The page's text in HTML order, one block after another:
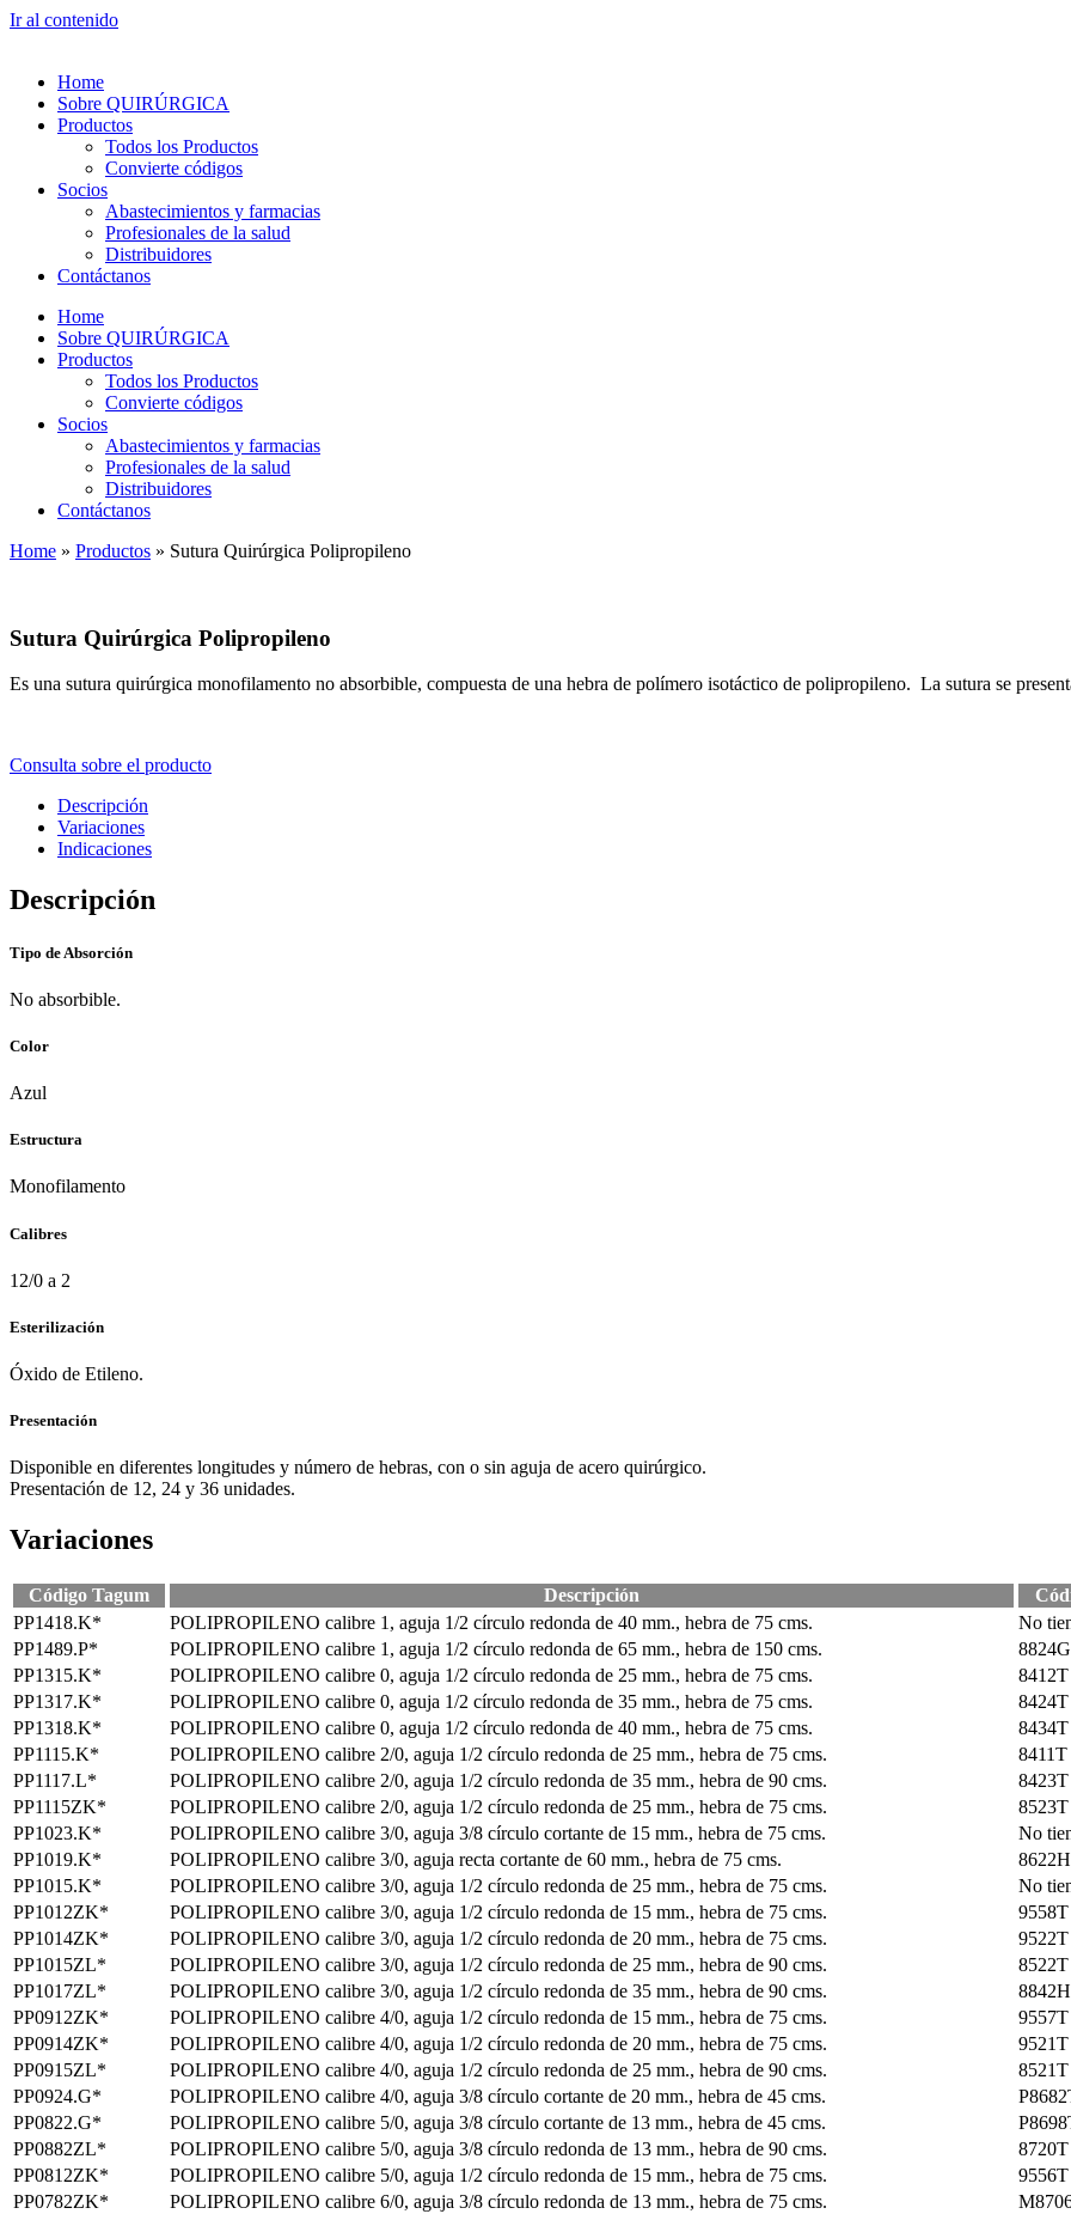
Ir al contenido
Home
Sobre QUIRÚRGICA
Productos
Todos los Productos
Convierte códigos
Socios
Abastecimientos y farmacias
Profesionales de la salud
Distribuidores
Contáctanos
Home
Sobre QUIRÚRGICA
Productos
Todos los Productos
Convierte códigos
Socios
Abastecimientos y farmacias
Profesionales de la salud
Distribuidores
Contáctanos
Home » Productos » Sutura Quirúrgica Polipropileno
Sutura Quirúrgica Polipropileno
Es una sutura quirúrgica monofilamento no absorbible, compuesta de una hebra de polímero isotáctico de polipropileno. La sutura se
Consulta sobre el producto
Descripción
Variaciones
Indicaciones
Descripción
Tipo de Absorción
No absorbible.
Color
Azul
Estructura
Monofilamento
Calibres
12/0 a 2
Esterilización
Óxido de Etileno.
Presentación
Disponible en diferentes longitudes y número de hebras, con o sin aguja de acero quirúrgico.
Presentación de 12, 24 y 36 unidades.
Variaciones
Código Tagum Descripción
PP1418.K*
POLIPROPILENO calibre 1, aguja 1/2 círculo redonda de 40 mm., hebra de 75 cms.
No
PP1489.P*
POLIPROPILENO calibre 1, aguja 1/2 círculo redonda de 65 mm., hebra de 150 cms.
8824G
PP1315.K*
POLIPROPILENO calibre 0, aguja 1/2 círculo redonda de 25 mm., hebra de 75 cms.
8412T
PP1317.K*
POLIPROPILENO calibre 0, aguja 1/2 círculo redonda de 35 mm., hebra de 75 cms.
8424T
PP1318.K*
POLIPROPILENO calibre 0, aguja 1/2 círculo redonda de 40 mm., hebra de 75 cms.
8434T
PP1115.K*
POLIPROPILENO calibre 2/0, aguja 1/2 círculo redonda de 25 mm., hebra de 75 cms.
8411T
PP1117.L*
POLIPROPILENO calibre 2/0, aguja 1/2 círculo redonda de 35 mm., hebra de 90 cms.
8423T
PP1115ZK*
POLIPROPILENO calibre 2/0, aguja 1/2 círculo redonda de 25 mm., hebra de 75 cms.
8523T
PP1023.K*
POLIPROPILENO calibre 3/0, aguja 3/8 círculo cortante de 15 mm., hebra de 75 cms.
No
PP1019.K*
POLIPROPILENO calibre 3/0, aguja recta cortante de 60 mm., hebra de 75 cms.
8622H
PP1015.K*
POLIPROPILENO calibre 3/0, aguja 1/2 círculo redonda de 25 mm., hebra de 75 cms.
No
PP1012ZK*
POLIPROPILENO calibre 3/0, aguja 1/2 círculo redonda de 15 mm., hebra de 75 cms.
9558T
PP1014ZK*
POLIPROPILENO calibre 3/0, aguja 1/2 círculo redonda de 20 mm., hebra de 75 cms.
9522T
PP1015ZL*
POLIPROPILENO calibre 3/0, aguja 1/2 círculo redonda de 25 mm., hebra de 90 cms.
8522T
PP1017ZL*
POLIPROPILENO calibre 3/0, aguja 1/2 círculo redonda de 35 mm., hebra de 90 cms.
8842H
PP0912ZK*
POLIPROPILENO calibre 4/0, aguja 1/2 círculo redonda de 15 mm., hebra de 75 cms.
9557T
PP0914ZK*
POLIPROPILENO calibre 4/0, aguja 1/2 círculo redonda de 20 mm., hebra de 75 cms.
9521T
PP0915ZL*
POLIPROPILENO calibre 4/0, aguja 1/2 círculo redonda de 25 mm., hebra de 90 cms.
8521T
PP0924.G*
POLIPROPILENO calibre 4/0, aguja 3/8 círculo cortante de 20 mm., hebra de 45 cms.
PP0822.G*
POLIPROPILENO calibre 5/0, aguja 3/8 círculo cortante de 13 mm., hebra de 45 cms.
PP0882ZL*
POLIPROPILENO calibre 5/0, aguja 3/8 círculo redonda de 13 mm., hebra de 90 cms.
8720T
PP0812ZK*
POLIPROPILENO calibre 5/0, aguja 1/2 círculo redonda de 15 mm., hebra de 75 cms.
9556T
PP0782ZK*
POLIPROPILENO calibre 6/0, aguja 3/8 círculo redonda de 13 mm., hebra de 75 cms.